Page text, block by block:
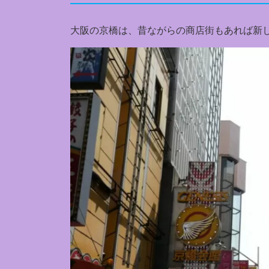
大阪の京橋は、昔ながらの商店街もあれば新